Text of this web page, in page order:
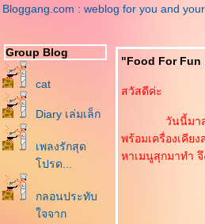
Bloggang.com : weblog for you and
Group Blog
cat
Diary เล่มเล็ก
เพลงรักสุด
ปรด...
กลอนประทับ
จจาก
"Food For Fun
สวัสดีค่ะ
วันนี้มาส่งการ
พร้อมเครื่องเคีย
หาเมนูสุกมาทำ